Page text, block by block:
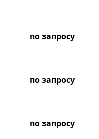
по запросу
по запросу
по запросу